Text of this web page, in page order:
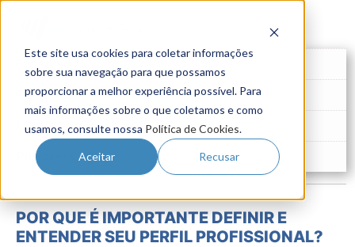
Este site usa cookies para coletar informações
sobre sua navegação para que possamos
proporcionar a melhor experiência possível. Para
mais informações sobre o que coletamos e como
usamos, consulte nossa Política de Cookies.
Aceitar Recusar
Gestão de Talentos
Novo Emprego
Pesquisas
POR QUE É IMPORTANTE DEFINIR E
ENTENDER SEU PERFIL PROFISSIONAL?